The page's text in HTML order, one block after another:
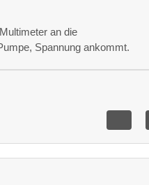
an die
Spannung ankommt.